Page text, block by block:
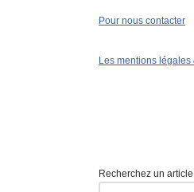
Pour nous contacter
Les mentions
Recherchez un